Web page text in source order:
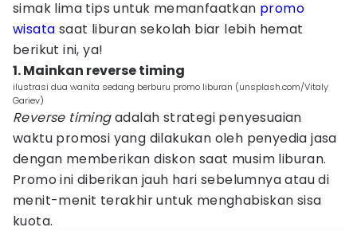
simak lima tips untuk memanfaatkan promo
wisata saat liburan sekolah biar lebih hemat
berikut ini, ya!
1. Mainkan reverse timing
ilustrasi dua wanita sedang berburu promo liburan (unsplash.com/Vitaly
Gariev)
Reverse timingadalah strategi penyesuaian
waktu promosi yang dilakukan oleh penyedia jasa
dengan memberikan diskon saat musim liburan.
Promo ini diberikan jauh hari sebelumnya atau di
menit-menit terakhir untuk menghabiskan sisa
kuota.